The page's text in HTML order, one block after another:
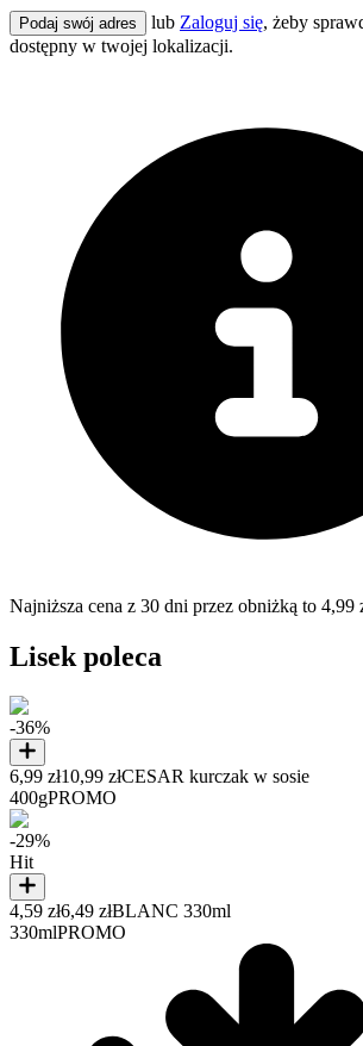
Podaj swój adres lub Zaloguj się, żeby
dostępny w twojej lokalizacji.
Najniższa cena z 30 dni przez obniżką to 4,99
Lisek poleca
-36%
6,99 zł10,99 złCESAR kurczak w sosie
400gPROMO
-29%
Hit
4,59 zł6,49 złBLANC 330ml
330mlPROMO